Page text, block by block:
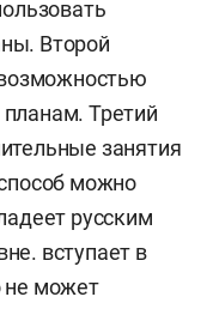
Второй
Третий
занятия
можно
русским
вступает в
не может